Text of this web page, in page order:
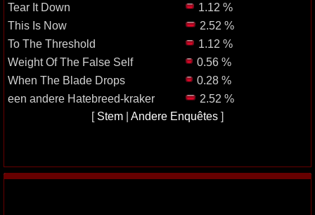
Tear It Down
1.12 %
This Is Now
2.52 %
To The Threshold
1.12 %
Weight Of The False Self
0.56 %
When The Blade Drops
0.28 %
een andere Hatebreed-kraker
2.52 %
[ Stem | Andere Enquêtes ]